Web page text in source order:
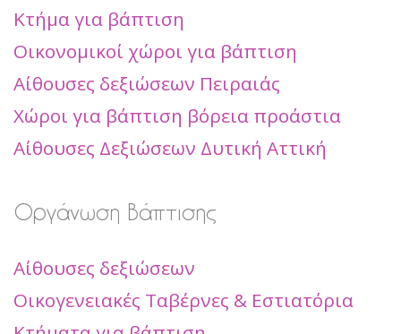
Κτήμα για βάπτιση
Οικονομικοί χώροι για βάπτιση
Αίθουσες δεξιώσεων Πειραιάς
Χώροι για βάπτιση βόρεια προάστια
Αίθουσες Δεξιώσεων Δυτική Αττική
Οργάνωση Βάπτισης
Αίθουσες δεξιώσεων
Οικογενειακές Ταβέρνες & Εστιατόρια